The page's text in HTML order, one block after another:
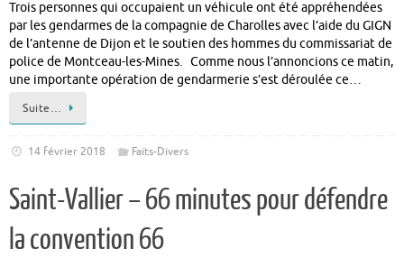
Trois personnes qui occupaient un véhicule ont été appréhendées
par les gendarmes de la compagnie de Charolles avec l’aide du GIGN
de l’antenne de Dijon et le soutien des hommes du commissariat de
police de Montceau-les-Mines. Comme nous l’annoncions ce matin,
une importante opération de gendarmerie s’est déroulée ce…
Suite…
14 février 2018 Faits-Divers
Saint-Vallier – 66 minutes pour défendre
la convention 66